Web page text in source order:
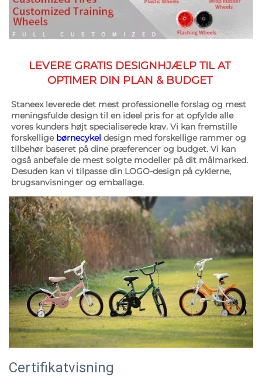
LEVERE GRATIS DESIGNHJÆLP TIL AT
OPTIMER DIN PLAN & BUDGET
Staneex leverede det mest professionelle forslag og mest
meningsfulde design til en ideel pris for at opfylde alle
vores kunders højt specialiserede krav. Vi kan fremstille
forskellige børnecykel design med forskellige rammer og
tilbehør baseret på dine præferencer og budget. Vi kan
også anbefale de mest solgte modeller på dit målmarked.
Desuden kan vi tilpasse din LOGO-design på cyklerne,
brugsanvisninger og emballage.
Certifikatvisning